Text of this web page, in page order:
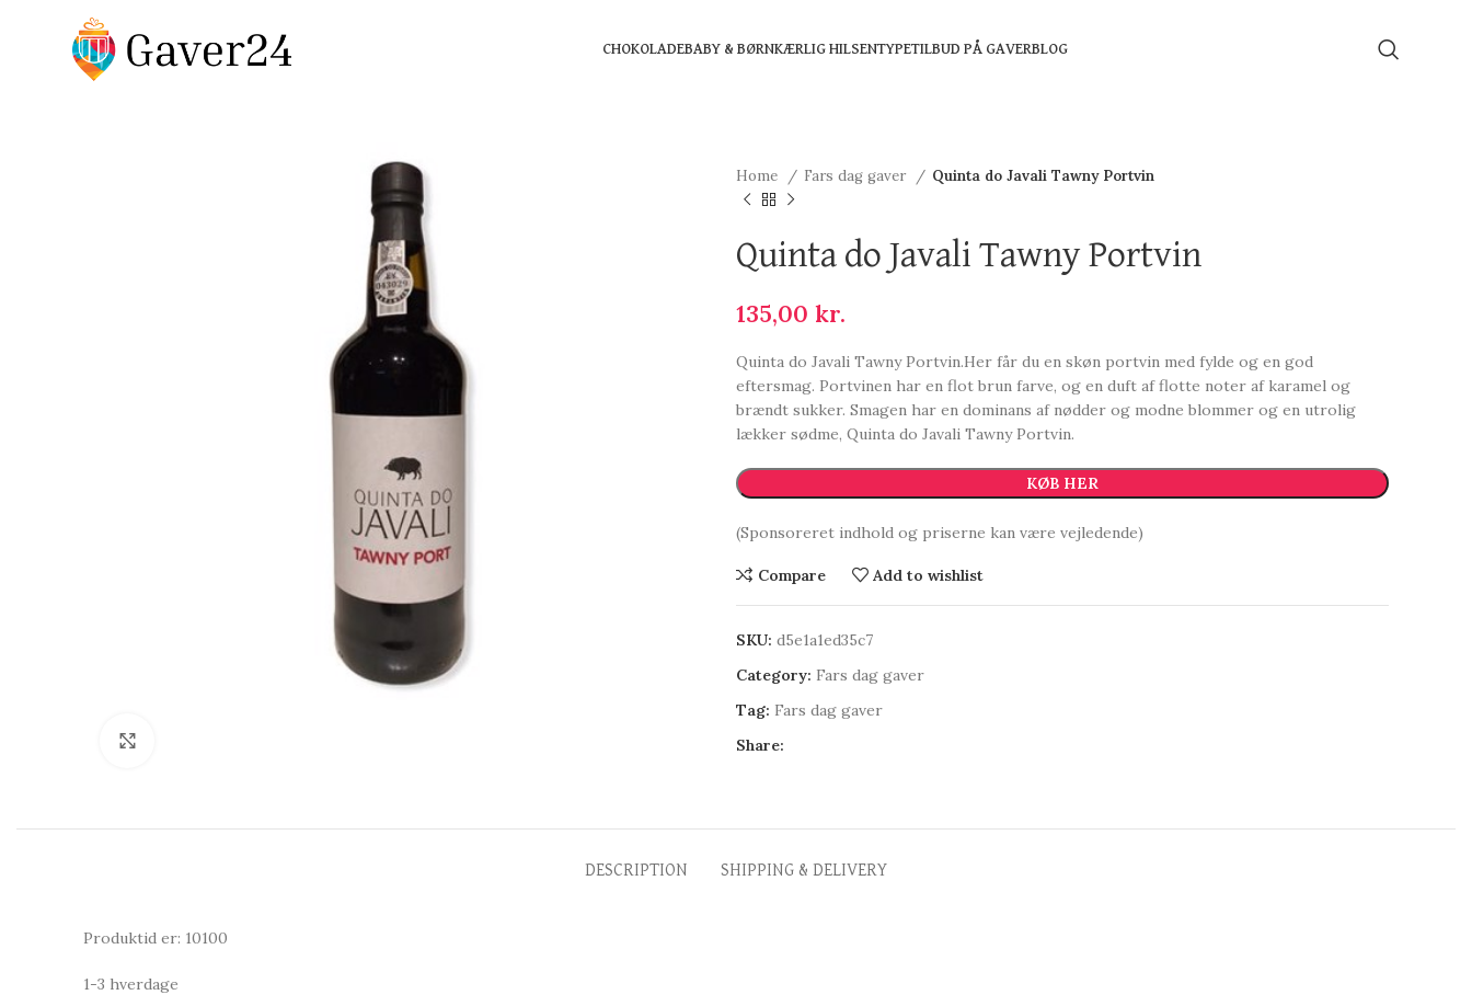
CHOKOLADEBABY & BØRNKÆRLIG HILSENTYPETILBUD PÅ GAVERBLOG
Home Fars dag gaver Quinta do Javali Tawny Portvin
Quinta do Javali Tawny Portvin
135,00 kr.
Quinta do Javali Tawny Portvin.Her får du en skøn portvin med fylde og en god
eftersmag. Portvinen har en flot brun farve, og en duft af flotte noter af karamel og
brændt sukker. Smagen har en dominans af nødder og modne blommer og en utrolig
lækker sødme, Quinta do Javali Tawny Portvin.
KØB HER
(Sponsoreret indhold og priserne kan være vejledende)
Compare Add to wishlist
SKU: d5e1a1ed35c7
Category: Fars dag gaver
Tag: Fars dag gaver
Share:
DESCRIPTION SHIPPING & DELIVERY
Produktid er: 10100
1-3 hverdage